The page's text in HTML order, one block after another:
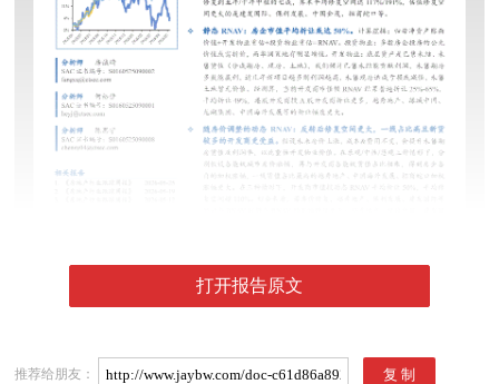
打开报告原文
推荐给朋友：